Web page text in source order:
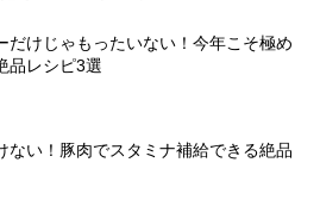
だけじゃもったいない！今年こそ極め
品レシピ3選
ない！豚肉でスタミナ補給できる絶品